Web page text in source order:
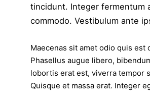
tincidunt. Integer fermentum
commodo. Vestibulum ante
Maecenas sit amet odio quis est
Phasellus augue libero,
lobortis erat est, viverra tempor
Quisque et massa erat. Integer